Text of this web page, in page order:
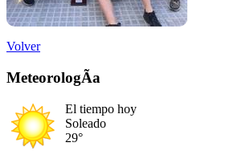
Volver
MeteorologÃ­a
El tiempo hoy
Soleado
29°